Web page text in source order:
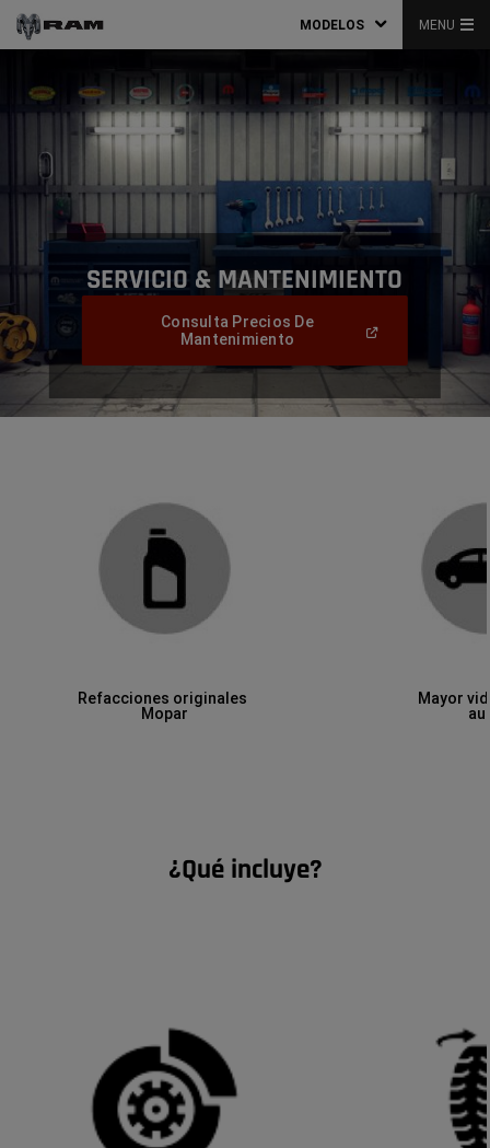
MODELOS MENU
SERVICIO & MANTENIMIENTO
,
Consulta Precios De
Mantenimiento
Window
)
Refacciones originales
Mopar
Mayor
¿Qué incluye?